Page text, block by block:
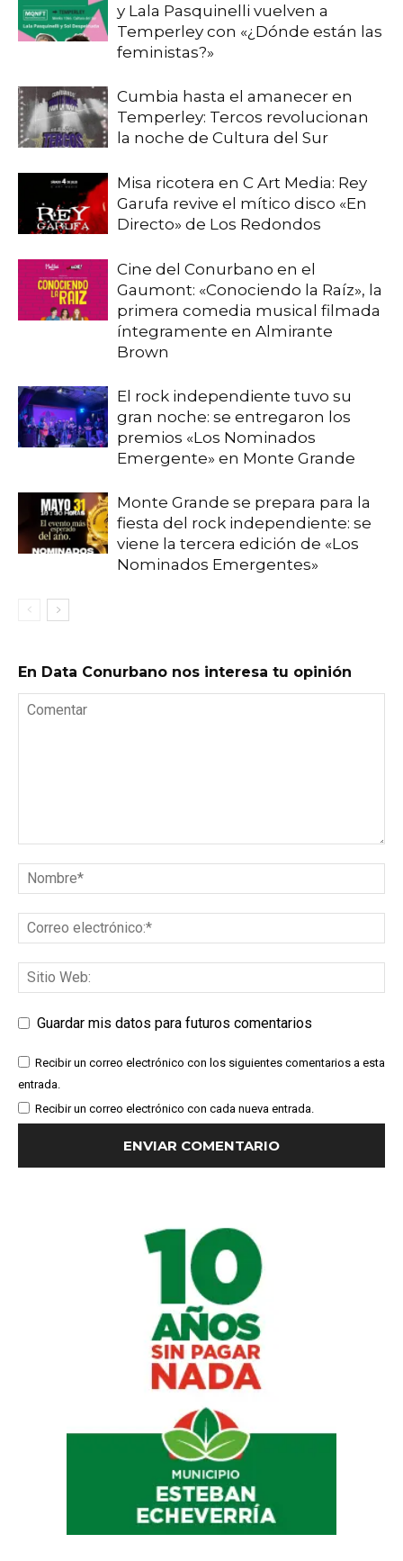
y Lala Pasquinelli vuelven a
Temperley con «¿Dónde están las
feministas?»
Cumbia hasta el amanecer en
Temperley: Tercos revolucionan
la noche de Cultura del Sur
Misa ricotera en C Art Media: Rey
Garufa revive el mítico disco «En
Directo» de Los Redondos
Cine del Conurbano en el
Gaumont: «Conociendo la Raíz», la
primera comedia musical filmada
íntegramente en Almirante
Brown
El rock independiente tuvo su
gran noche: se entregaron los
premios «Los Nominados
Emergente» en Monte Grande
Monte Grande se prepara para la
fiesta del rock independiente: se
viene la tercera edición de «Los
Nominados Emergentes»
En Data Conurbano nos interesa tu opinión
Guardar mis datos para futuros comentarios
Recibir un correo electrónico con los siguientes comentarios a esta
entrada.
Recibir un correo electrónico con cada nueva entrada.